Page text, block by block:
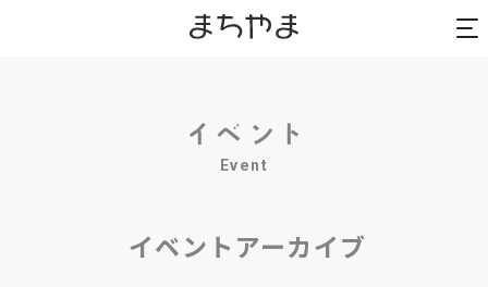
Event
イベントアーカイブ